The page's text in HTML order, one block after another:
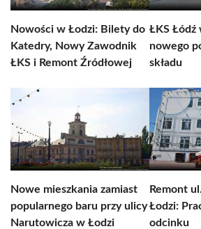
Nowości w Łodzi: Bilety do
Katedry, Nowy Zawodnik
ŁKS i Remont Źródłowej
ŁKS Łódź
nowego
składu
Nowe mieszkania zamiast
popularnego baru przy ulicy
Narutowicza w Łodzi
Remont
Łodzi:
odcinku